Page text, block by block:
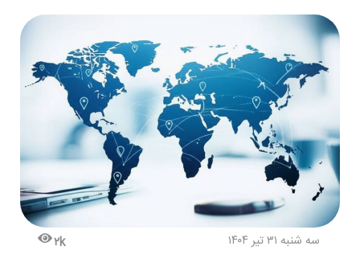
سه شنبه ۳۱ تیر ۱۴۰۴ ۲k